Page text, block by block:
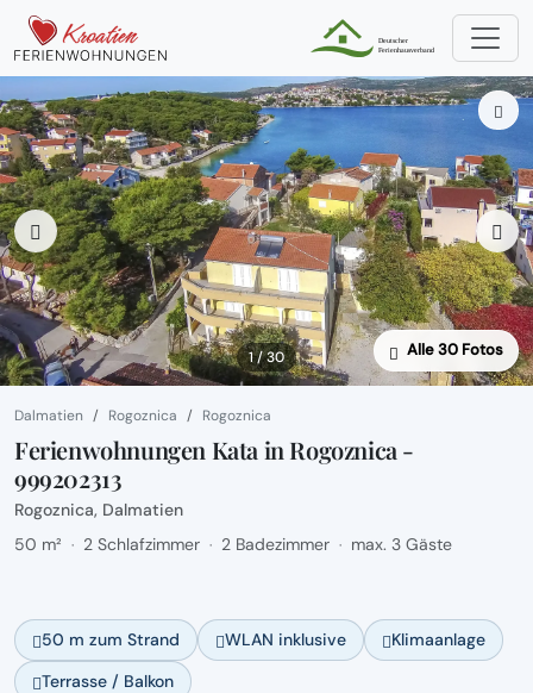
1 / 30 Alle 30 Fotos
Dalmatien Rogoznica Rogoznica
Ferienwohnungen Kata in Rogoznica -
999202313
Rogoznica, Dalmatien
50 m² · 2 Schlafzimmer · 2 Badezimmer · max. 3 Gäste
50 m zum Strand WLAN inklusive
Klimaanlage
Terrasse / Balkon